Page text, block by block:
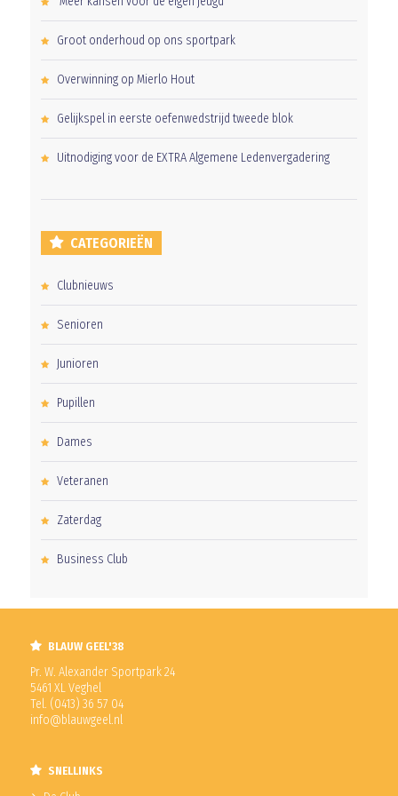
Groot onderhoud op ons sportpark
Overwinning op Mierlo Hout
Gelijkspel in eerste oefenwedstrijd tweede blok
Uitnodiging voor de EXTRA Algemene Ledenvergadering
CATEGORIEËN
Clubnieuws
Senioren
Junioren
Pupillen
Dames
Veteranen
Zaterdag
Business Club
BLAUW GEEL'38
Pr. W. Alexander Sportpark 24
5461 XL Veghel
Tel. (0413) 36 57 04
info@blauwgeel.nl
SNELLINKS